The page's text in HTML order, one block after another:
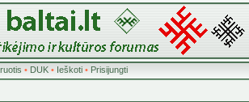
• DUK• Ieškoti• Prisijungti